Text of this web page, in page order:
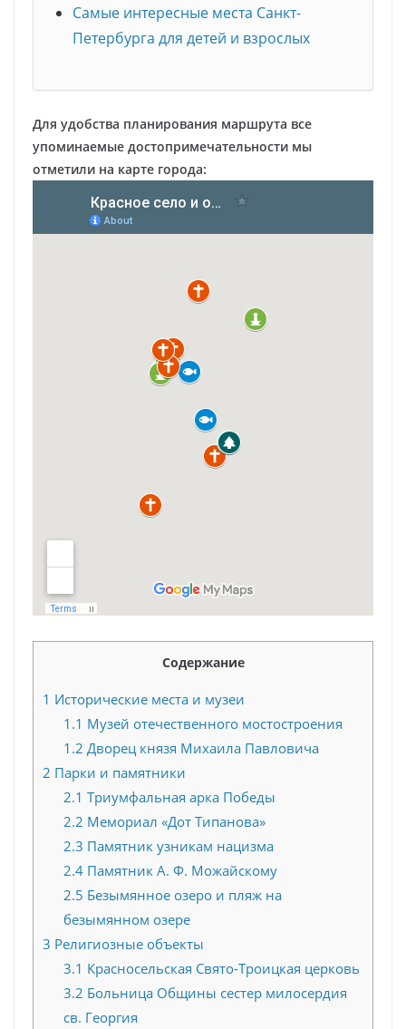
Самые интересные места Санкт-
Петербурга для детей и взрослых
Для удобства планирования маршрута все
упоминаемые достопримечательности мы
отметили на карте города:
Содержание
1 Исторические места и музеи
1.1 Музей отечественного мостостроения
1.2 Дворец князя Михаила Павловича
2 Парки и памятники
2.1 Триумфальная арка Победы
2.2 Мемориал «Дот Типанова»
2.3 Памятник узникам нацизма
2.4Памятник А. Ф. Можайскому
2.5 Безымянное озеро и пляж на
безымянном озере
3 Религиозные объекты
3.1 Красносельская Свято-Троицкая церковь
3.2 Больница Общины сестер милосердия
св. Георгия